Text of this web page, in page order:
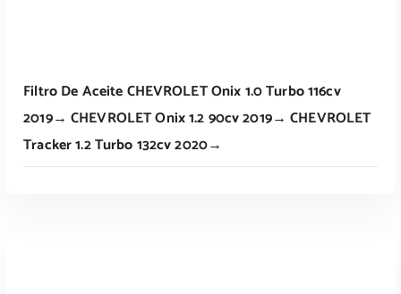
Filtro De Aceite CHEVROLET Onix 1.0 Turbo 116cv
2019→ CHEVROLET Onix 1.2 90cv 2019→ CHEVROLET
Tracker 1.2 Turbo 132cv 2020→